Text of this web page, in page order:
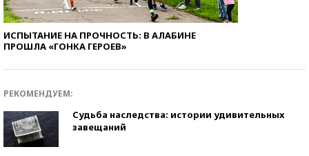
ИСПЫТАНИЕ НА ПРОЧНОСТЬ: В АЛАБИНЕ
ПРОШЛА «ГОНКА ГЕРОЕВ»
РЕКОМЕНДУЕМ:
Судьба наследства: истории удивительных
завещаний